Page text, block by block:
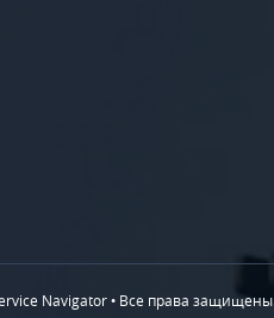
Navigator • Все права защищены